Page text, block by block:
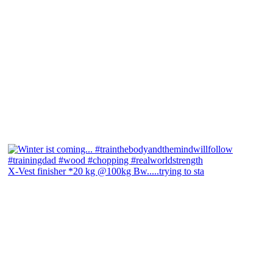
X-Vest finisher *20 kg @100kg Bw.....trying to sta